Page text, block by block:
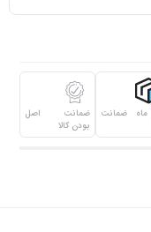
18 ماه ضمانت
ضمانت اصل
بودن کالا